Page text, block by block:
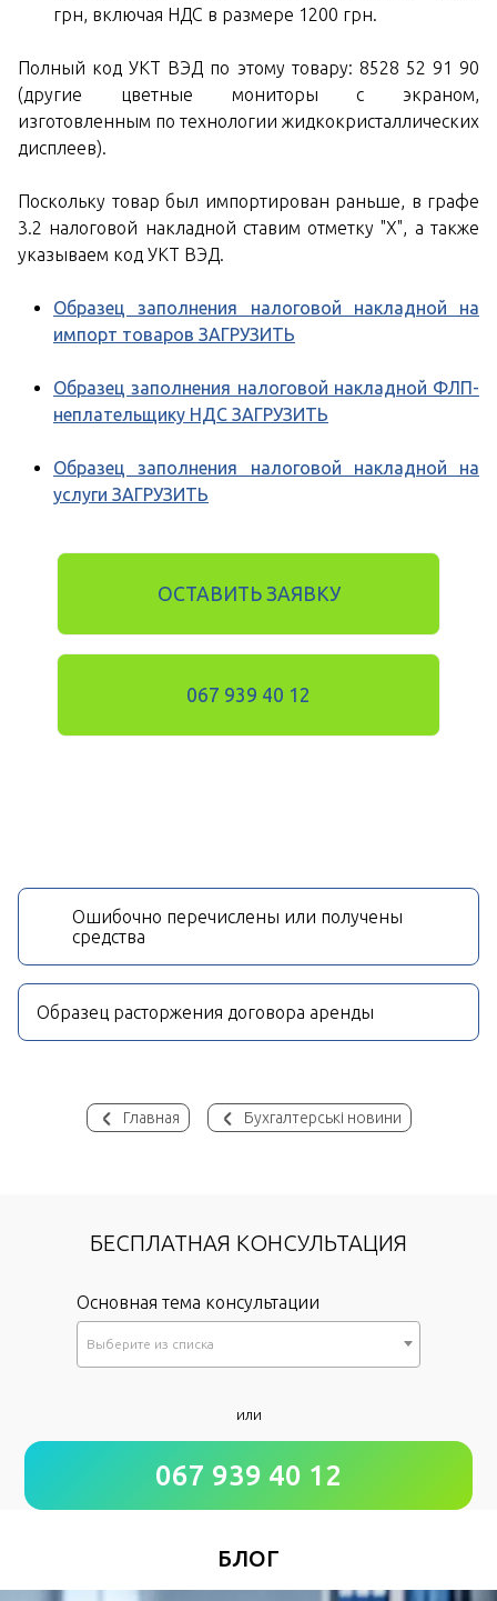
Главная Бухгалтерські новини
грн, включая НДС в размере 1200 грн.
Полный код УКТ ВЭД по этому товару: 8528 52 91 90
(другие цветные мониторы с экраном,
изготовленным по технологии жидкокристаллических
дисплеев).
Поскольку товар был импортирован раньше, в графе
3.2 налоговой накладной ставим отметку "Х", а также
указываем код УКТ ВЭД.
Образец заполнения налоговой накладной на
импорт товаров ЗАГРУЗИТЬ
Образец заполнения налоговой накладной ФЛП-
неплательщику НДС ЗАГРУЗИТЬ
Образец заполнения налоговой накладной на
услуги ЗАГРУЗИТЬ
ОСТАВИТЬ ЗАЯВКУ
067 939 40 12
Ошибочно перечислены или получены
средства
Образец расторжения договора аренды
БЕСПЛАТНАЯ КОНСУЛЬТАЦИЯ
Основная тема консультации
Выберите из списка
Как к Вам обращаться?
или
067 939 40 12
БЛОГ